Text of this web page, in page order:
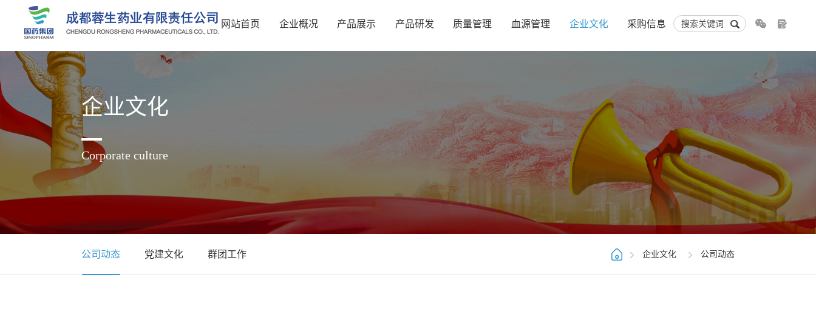
网站首页 企业概况 产品展示 产品研发 质量管理 血源管理 企业文化 采购信息
企业文化
Corporate culture
公司动态 党建文化 群团工作 企业文化 公司动态